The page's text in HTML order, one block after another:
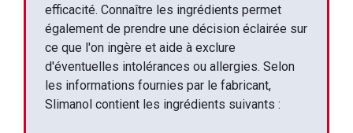
efficacité. Connaître les ingrédients permet
également de prendre une décision éclairée sur
ce que l'on ingère et aide à exclure
d'éventuelles intolérances ou allergies. Selon
les informations fournies par le fabricant,
Slimanol contient les ingrédients suivants :